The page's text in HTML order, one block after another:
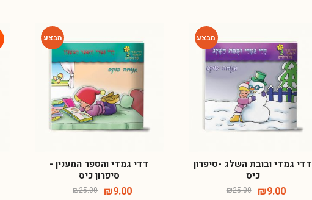
-64%
דדי גמדי ובובת השלג -סיפרון
כיס
₪25.00 ₪9.00
-64%
דדי גמדי והספר המענין -
סיפרון כיס
₪25.00 ₪9.00